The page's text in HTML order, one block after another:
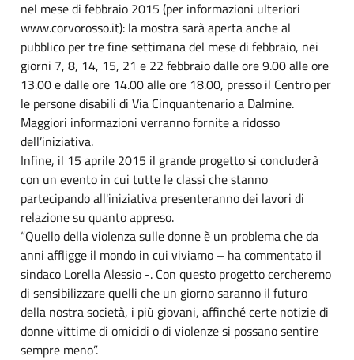
nel mese di febbraio 2015 (per informazioni ulteriori
www.corvorosso.it): la mostra sarà aperta anche al
pubblico per tre fine settimana del mese di febbraio, nei
giorni 7, 8, 14, 15, 21 e 22 febbraio dalle ore 9.00 alle ore
13.00 e dalle ore 14.00 alle ore 18.00, presso il Centro per
le persone disabili di Via Cinquantenario a Dalmine.
Maggiori informazioni verranno fornite a ridosso
dell’iniziativa.
Infine, il 15 aprile 2015 il grande progetto si concluderà
con un evento in cui tutte le classi che stanno
partecipando all'iniziativa presenteranno dei lavori di
relazione su quanto appreso.
“Quello della violenza sulle donne è un problema che da
anni affligge il mondo in cui viviamo – ha commentato il
sindaco Lorella Alessio -. Con questo progetto cercheremo
di sensibilizzare quelli che un giorno saranno il futuro
della nostra società, i più giovani, affinché certe notizie di
donne vittime di omicidi o di violenze si possano sentire
sempre meno”.